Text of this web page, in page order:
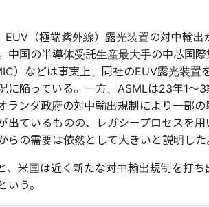
EUV（極端紫外線）露光装置の対中輸出
中国の半導体受託生産最大手の中芯国際
）などは事実上、同社のEUV露光装置
に陥っている。一方、ASMLは23年1〜3
ランダ政府の対中輸出規制により一部の
出ているものの、レガシープロセスを用
らの需要は依然として大きいと説明した
、米国は近く新たな対中輸出規制を打ち
いう。